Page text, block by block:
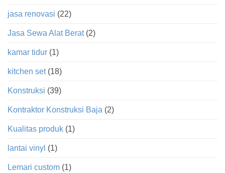
jasa renovasi (22)
Jasa Sewa Alat Berat(2)
kamar tidur (1)
kitchen set(18)
Konstruksi (39)
Kontraktor Konstruksi Baja (2)
Kualitas produk (1)
lantai vinyl (1)
Lemari custom (1)